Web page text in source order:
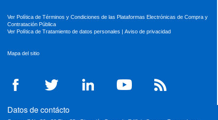
Ver Política de Términos y Condiciones de las Plataformas Electrónicas de Compra y
Contratación Pública
Ver Política de Tratamiento de datos personales
Aviso de privacidad
Mapa del sitio
Datos de contácto